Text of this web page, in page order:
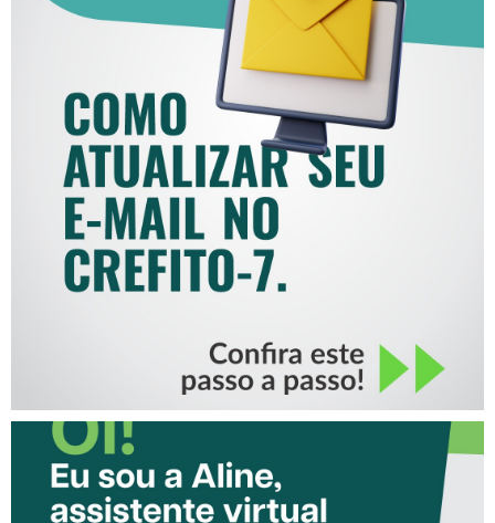
COMO ATUALIZAR SEU E-
MAIL NO CREFITO-7